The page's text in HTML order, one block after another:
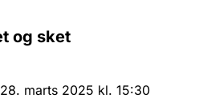
og sket
marts 2025 kl. 15:30